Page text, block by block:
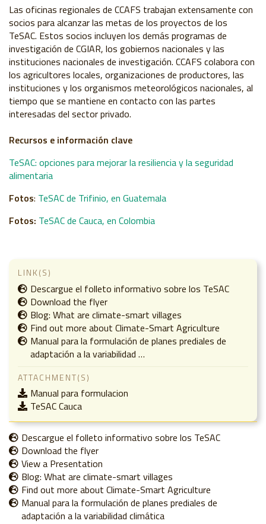
Las oficinas regionales de CCAFS trabajan extensamente con
socios para alcanzar las metas de los proyectos de los
TeSAC. Estos socios incluyen los demás programas de
investigación de CGIAR, los gobiernos nacionales y las
instituciones nacionales de investigación. CCAFS colabora con
los agricultores locales, organizaciones de productores, las
instituciones y los organismos meteorológicos nacionales, al
tiempo que se mantiene en contacto con las partes
interesadas del sector privado.
Recursos e información clave
TeSAC: opciones para mejorar la resiliencia y la seguridad
alimentaria
Fotos: TeSAC de Trifinio, en Guatemala
Fotos: TeSAC de Cauca, en Colombia
LINK(S)
Descargue el folleto informativo sobre los TeSAC
Download the flyer
Blog: What are climate-smart villages
Find out more about Climate-Smart Agriculture
Manual para la formulación de planes prediales de
adaptación a la variabilidad …
ATTACHMENT(S)
Manual para formulacion
TeSAC Cauca
Descargue el folleto informativo sobre los TeSAC
Download the flyer
View a Presentation
Blog: What are climate-smart villages
Find out more about Climate-Smart Agriculture
Manual para la formulación de planes prediales de
adaptación a la variabilidad climática